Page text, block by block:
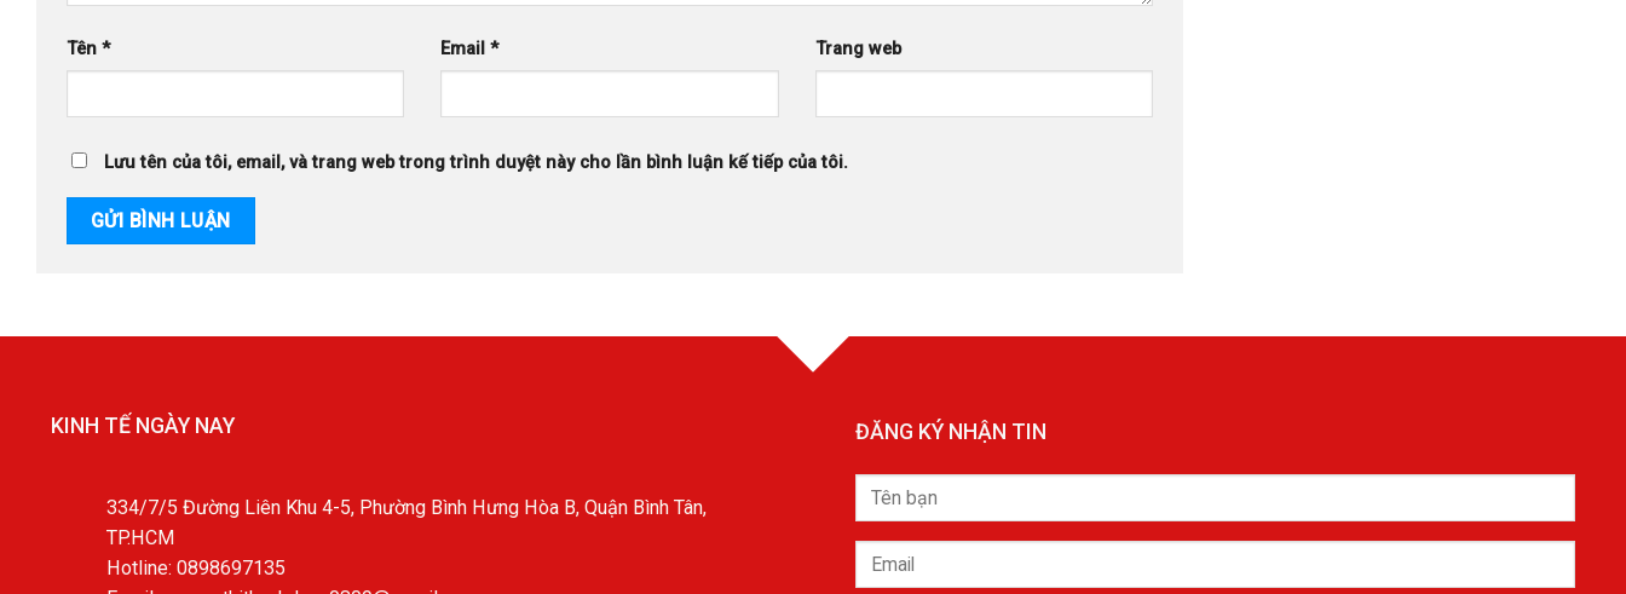
Tên * Email* Trang web
Lưu tên của tôi, email, và trang web trong trình duyệt này cho lần bình luận kế tiếp của tôi.
KINH TẾ NGÀY NAY
334/7/5 Đường Liên Khu 4-5, Phường Bình Hưng Hòa B, Quận Bình Tân,
TP.HCM
Hotline: 0898697135
ĐĂNG KÝ NHẬN TIN